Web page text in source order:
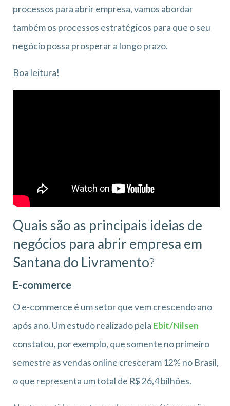
processos para abrir empresa, vamos abordar
também os processos estratégicos para que o seu
negócio possa prosperar a longo prazo.
Boa leitura!
Quais são as principais ideias de
negócios para abrir empresa em
Santana do Livramento?
E-commerce
O e-commerce é um setor que vem crescendo ano
após ano. Um estudo realizado pela Ebit/Nilsen
constatou, por exemplo, que somente no primeiro
semestre as vendas online cresceram 12% no Brasil,
o que representa um total de R$ 26,4 bilhões.